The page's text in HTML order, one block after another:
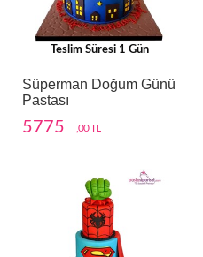
Teslim Süresi 1 Gün
Süperman Doğum Günü
Pastası
5775 ,00 TL